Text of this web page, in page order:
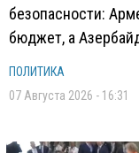
безопасности:
бюджет, а
ПОЛИТИКА
07 Августа 2026 - 16:31